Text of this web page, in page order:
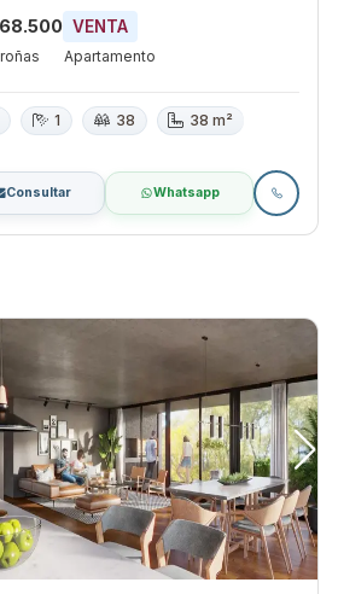
VENTA
Apartamento
1 38 38 m²
Consultar Whatsapp